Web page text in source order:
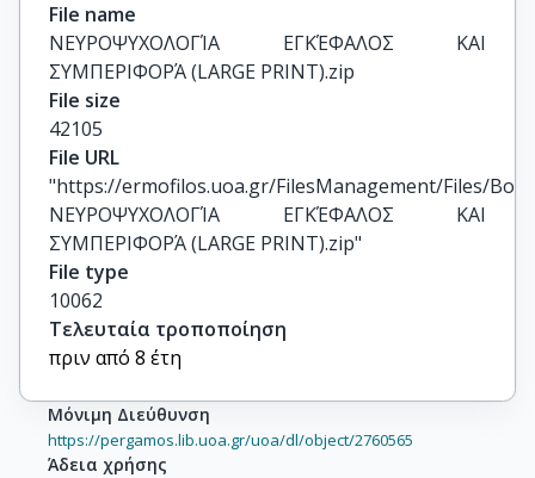
File name
ΝΕΥΡΟΨΥΧΟΛΟΓΊΑ ΕΓΚΈΦΑΛΟΣ ΚΑΙ
ΣΥΜΠΕΡΙΦΟΡΆ (LARGE PRINT).zip
File size
42105
File URL
"https://ermofilos.uoa.gr/FilesManagement/Files/
ΝΕΥΡΟΨΥΧΟΛΟΓΊΑ ΕΓΚΈΦΑΛΟΣ ΚΑΙ
ΣΥΜΠΕΡΙΦΟΡΆ (LARGE PRINT).zip"
File type
10062
Τελευταία τροποποίηση
πριν από 8 έτη
Μόνιμη Διεύθυνση
https://pergamos.lib.uoa.gr/uoa/dl/object/2760565
Άδεια χρήσης